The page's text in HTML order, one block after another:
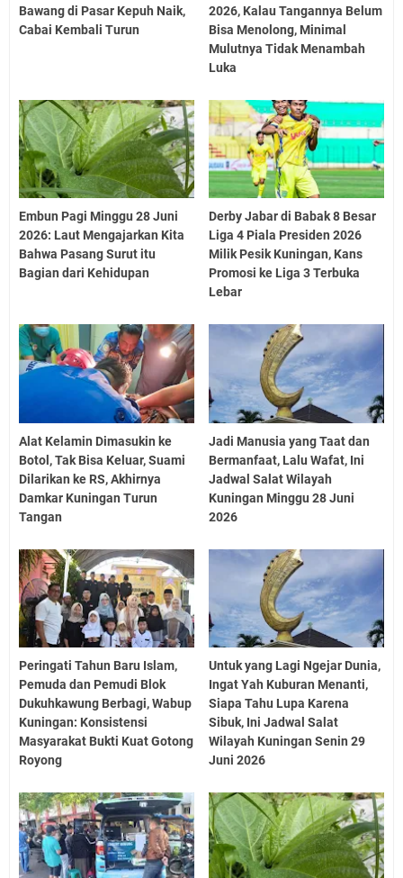
Bawang di Pasar Kepuh Naik,
Cabai Kembali Turun
2026, Kalau Tangannya Belum
Bisa Menolong, Minimal
Mulutnya Tidak Menambah
Luka
Embun Pagi Minggu 28 Juni
2026: Laut Mengajarkan Kita
Bahwa Pasang Surut itu
Bagian dari Kehidupan
Derby Jabar di Babak 8 Besar
Liga 4 Piala Presiden 2026
Milik Pesik Kuningan, Kans
Promosi ke Liga 3 Terbuka
Lebar
Alat Kelamin Dimasukin ke
Botol, Tak Bisa Keluar, Suami
Dilarikan ke RS, Akhirnya
Damkar Kuningan Turun
Tangan
Jadi Manusia yang Taat dan
Bermanfaat, Lalu Wafat, Ini
Jadwal Salat Wilayah
Kuningan Minggu 28 Juni
2026
Peringati Tahun Baru Islam,
Pemuda dan Pemudi Blok
Dukuhkawung Berbagi, Wabup
Kuningan: Konsistensi
Masyarakat Bukti Kuat Gotong
Royong
Untuk yang Lagi Ngejar Dunia,
Ingat Yah Kuburan Menanti,
Siapa Tahu Lupa Karena
Sibuk, Ini Jadwal Salat
Wilayah Kuningan Senin 29
Juni 2026